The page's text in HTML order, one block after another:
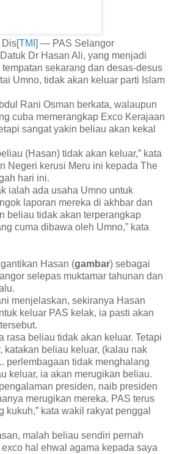
Dis[TMI ] — PAS Selangor
Dr Hasan Ali, yang menjadi
sekarang dan desas-desus
Umno, tidak akan keluar parti Islam
Rani Osman berkata, walaupun
cuba memerangkap Exco Kerajaan
sangat yakin beliau akan kekal
(Hasan) tidak akan keluar,” kata
Negeri kerusi Meru ini kepada The
hari ini.
ialah ada usaha Umno untuk
laporan mereka di akhbar dan
beliau tidak akan terperangkap
cuma dibawa oleh Umno,” kata
Hasan (gambar) sebagai
selepas muktamar tahunan dan
menjelaskan, sekiranya Hasan
keluar PAS kelak, ia pasti akan
rasa beliau tidak akan keluar. Tetapi
katakan beliau keluar, (kalau nak
perlembagaan tidak menghalang
keluar, ia akan merugikan beliau.
presiden, naib presiden
merugikan mereka. PAS terus
kukuh,” kata wakil rakyat penggal
malah beliau sendiri pernah
hal ehwal agama kepada saya